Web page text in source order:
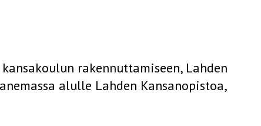
rakennuttamiseen, Lahden
alulle Lahden Kansanopistoa,